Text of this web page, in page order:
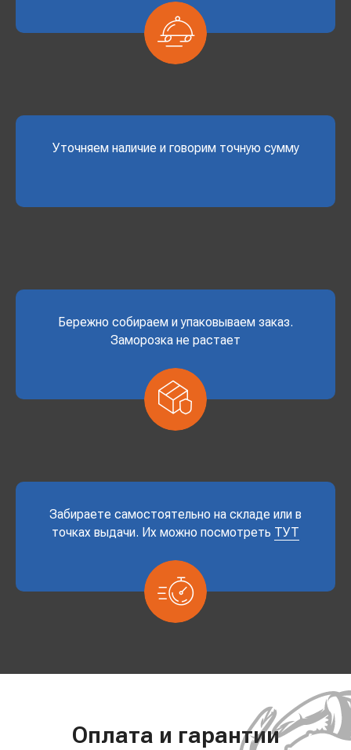
Уточняем наличие и говорим точную сумму
Бережно собираем и упаковываем заказ.
Заморозка не растает
Забираете самостоятельно на складе или в
точках выдачи. Их можно посмотреть ТУТ
Оплата и гарантии